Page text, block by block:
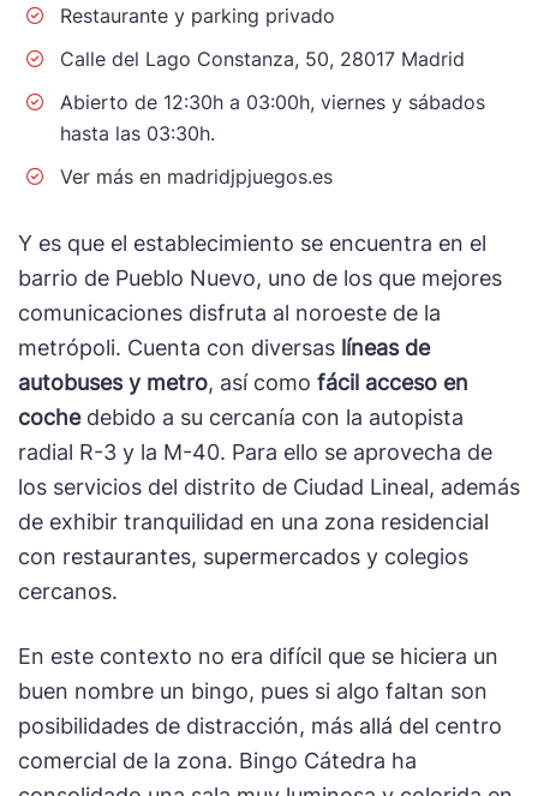
Restaurante y parking privado
Calle del Lago Constanza, 50, 28017 Madrid
Abierto de 12:30h a 03:00h, viernes y sábados
hasta las 03:30h.
Ver más en madridjpjuegos.es
Y es que el establecimiento se encuentra en el
barrio de Pueblo Nuevo, uno de los que mejores
comunicaciones disfruta al noroeste de la
metrópoli. Cuenta con diversas líneas de
autobuses y metro, así como fácil acceso en
cochedebido a su cercanía con la autopista
radial R-3 y la M-40. Para ello se aprovecha de
los servicios del distrito de Ciudad Lineal, además
de exhibir tranquilidad en una zona residencial
con restaurantes, supermercados y colegios
cercanos.
En este contexto no era difícil que se hiciera un
buen nombre un bingo, pues si algo faltan son
posibilidades de distracción, más allá del centro
comercial de la zona. Bingo Cátedra ha